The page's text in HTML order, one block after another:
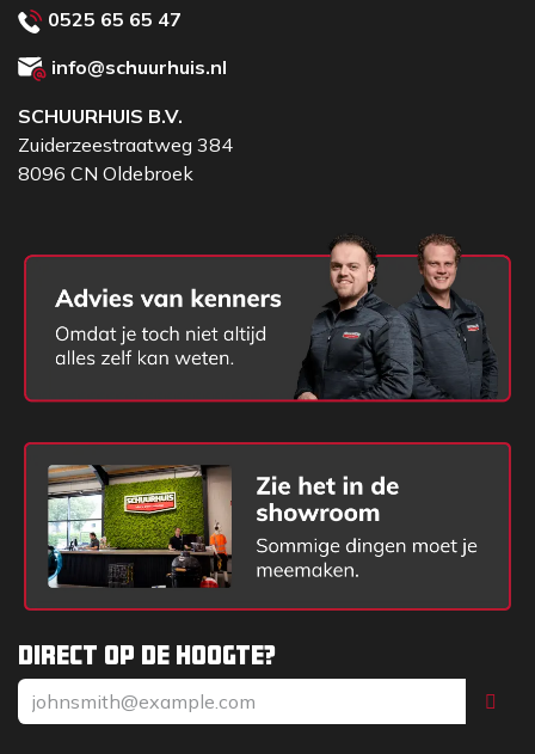
Direct op de hoogte?
0525 65 65 47
info@schuurhuis.nl
SCHUURHUIS B.V.
Zuiderzeestraatweg 384
8096 CN Oldebroek